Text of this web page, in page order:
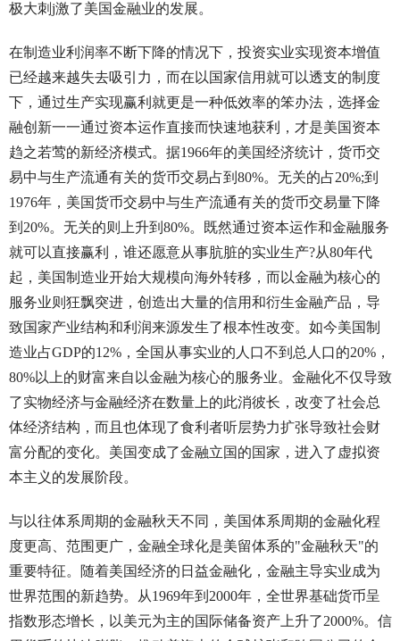
极大刺j激了美国金融业的发展。
在制造业利润率不断下降的情况下，投资实业实现资本增值
已经越来越失去吸引力，而在以国家信用就可以透支的制度
下，通过生产实现赢利就更是一种低效率的笨办法，选择金
融创新一一通过资本运作直接而快速地获利，才是美国资本
趋之若莺的新经济模式。据1966年的美国经济统计，货币交
易中与生产流通有关的货币交易占到80%。无关的占20%;到
1976年，美国货币交易中与生产流通有关的货币交易量下降
到20%。无关的则上升到80%。既然通过资本运作和金融服务
就可以直接赢利，谁还愿意从事肮脏的实业生产?从80年代
起，美国制造业开始大规模向海外转移，而以金融为核心的
服务业则狂飘突进，创造出大量的信用和衍生金融产品，导
致国家产业结构和利润来源发生了根本性改变。如今美国制
造业占GDP的12%，全国从事实业的人口不到总人口的20%，
80%以上的财富来自以金融为核心的服务业。金融化不仅导致
了实物经济与金融经济在数量上的此消彼长，改变了社会总
体经济结构，而且也体现了食利者听层势力扩张导致社会财
富分配的变化。美国变成了金融立国的国家，进入了虚拟资
本主义的发展阶段。
与以往体系周期的金融秋天不同，美国体系周期的金融化程
度更高、范围更广，金融全球化是美留体系的"金融秋天"的
重要特征。随着美国经济的日益金融化，金融主导实业成为
世界范围的新趋势。从1969年到2000年，全世界基础货币呈
指数形态增长，以美元为主的国际储备资产上升了2000%。信